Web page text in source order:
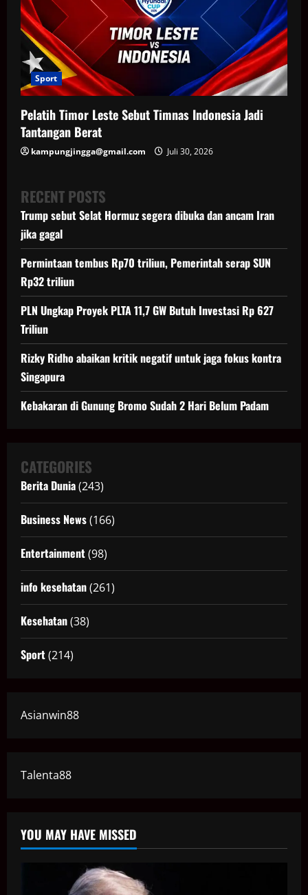
Sport
Pelatih Timor Leste Sebut Timnas Indonesia Jadi
Tantangan Berat
kampungjingga@gmail.com Juli 30, 2026
RECENT POSTS
Trump sebut Selat Hormuz segera dibuka dan ancam Iran
jika gagal
Permintaan tembus Rp70 triliun, Pemerintah serap SUN
Rp32 triliun
PLN Ungkap Proyek PLTA 11,7 GW Butuh Investasi Rp 627
Triliun
Rizky Ridho abaikan kritik negatif untuk jaga fokus kontra
Singapura
Kebakaran di Gunung Bromo Sudah 2 Hari Belum Padam
CATEGORIES
Berita Dunia(243)
Business News(166)
Entertainment(98)
info kesehatan(261)
Kesehatan(38)
Sport(214)
Asianwin88
Talenta88
YOU MAY HAVE MISSED